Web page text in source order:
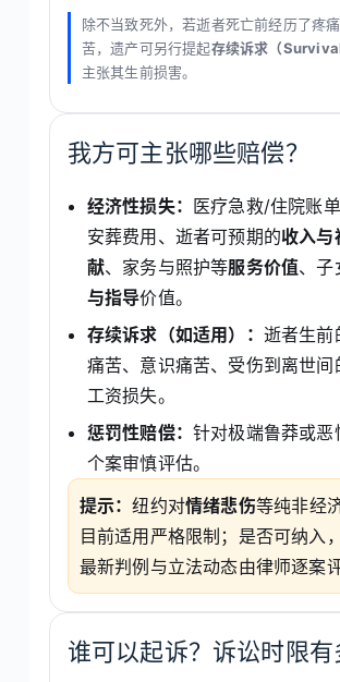
除不当致死外，若逝者死亡前经历了疼
苦，遗产可另行提起存续诉求（
主张其生前损害。
我方可主张哪些赔偿？
经济性损失： 医疗急救/住院账
安葬费用、逝者可预期的收入与
献、家务与照护等服务价值、子
与指导价值。
存续诉求（如适用）： 逝者生前
痛苦、意识痛苦、受伤到离世间
工资损失。
惩罚性赔偿：针对极端鲁莽或恶
个案审慎评估。
提示：纽约对情绪悲伤等纯非经
目前适用严格限制；是否可纳入
最新判例与立法动态由律师逐案评
谁可以起诉？诉讼时限有